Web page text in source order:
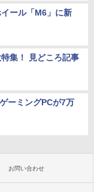
ール「M6」に新
集！ 見どころ記事
ーミングPCが7万
お問い合わせ